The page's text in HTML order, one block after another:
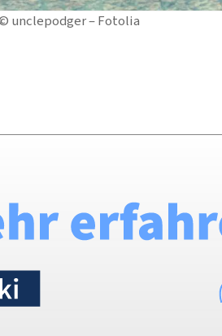
unclepodger – Fotolia